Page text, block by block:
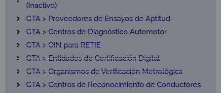
(Inactivo)
GTA > Proveedores de Ensayos de Aptitud
GTA > Centros de Diagnóstico Automotor
GTA > OIN para RETIE
GTA > Entidades de Certificación Digital
GTA > Organismos de Verificación Metrológica
GTA > Centros de Reconocimiento de Conductores